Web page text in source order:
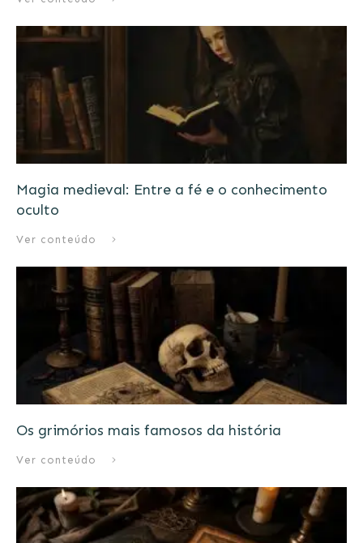
Magia medieval: Entre a fé e o conhecimento
oculto
Ver conteúdo
Os grimórios mais famosos da história
Ver conteúdo